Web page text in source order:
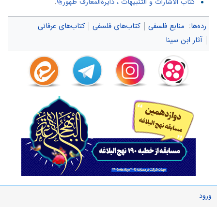
رده‌ها: منابع فلسفی کتاب‌های فلسفی
کتاب‌های عرفانی
آثار ابن سینا
ورود